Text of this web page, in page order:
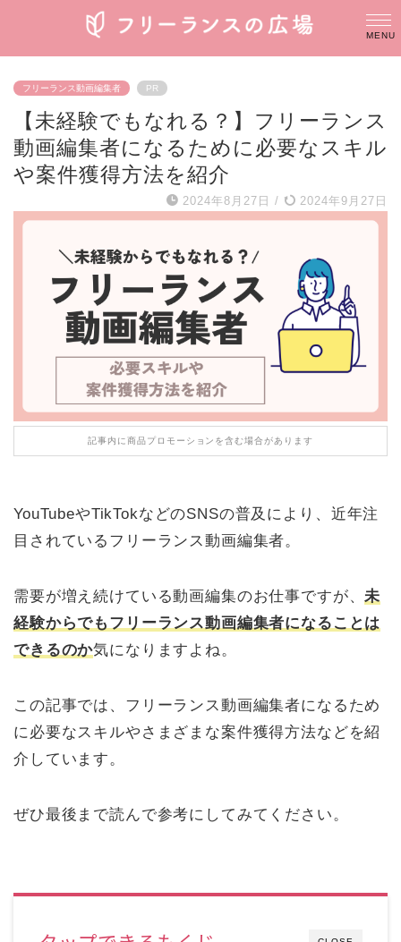
フリーランス動画編集者 PR
【未経験でもなれる？】フリーランス
動画編集者になるために必要なスキル
や案件獲得方法を紹介
2024年8月27日 / 2024年9月27日
記事内に商品プロモーションを含む場合があります
YouTubeやTikTokなどのSNSの普及により、近年注
目されているフリーランス動画編集者。
需要が増え続けている動画編集のお仕事ですが、未
経験からでもフリーランス動画編集者になることは
できるのか気になりますよね。
この記事では、フリーランス動画編集者になるため
に必要なスキルやさまざまな案件獲得方法などを紹
介しています。
ぜひ最後まで読んで参考にしてみてください。